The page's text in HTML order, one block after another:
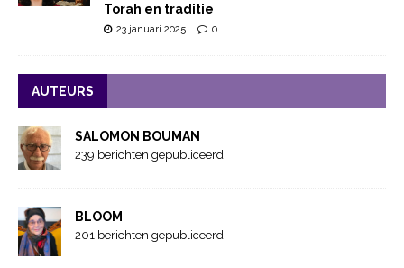
Torah en traditie
23 januari 2025 0
AUTEURS
SALOMON BOUMAN
239 berichten gepubliceerd
BLOOM
201 berichten gepubliceerd